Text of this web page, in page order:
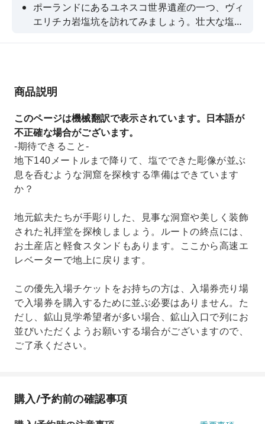
ポーランドにあるユネスコ世界遺産の一つ、ヴィ
エリチカ岩塩坑を訪れてみましょう。壮大な塩の
商品説明
このページは機械翻訳で表示されています。日本語が
不正確な場合がございます。
-期待できること-
地下140メートルまで降りて、塩でできた彫像が並ぶ
息を呑むような洞窟を探検する準備はできています
か？
地元鉱夫たちが手彫りした、見事な洞窟や美しく装飾
された礼拝堂を探検しましょう。ルートの終点には、
お土産店と軽食スタンドもあります。ここから高速エ
レベーターで地上に戻ります。
この優先入場チケットをお持ちの方は、入場券売り場
で入場券を購入するために並ぶ必要はありません。た
だし、鉱山見学希望者が多い場合、鉱山入口で列にお
並びいただくようお願いする場合がございますので、
ご了承ください。
購入/予約前の確認事項